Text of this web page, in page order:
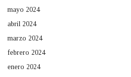
mayo 2024
abril 2024
marzo 2024
febrero 2024
enero 2024